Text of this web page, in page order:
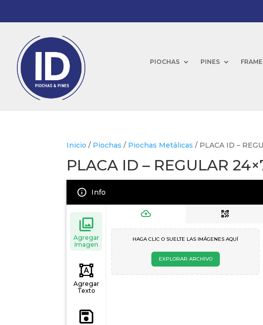
PIOCHAS PINES
Inicio / Piochas / Piochas Metálicas / PLACA ID –
PLACA ID – REGULAR
Info
Agregar
Imagen
Agregar
Texto
HAGA CLIC O SUELTE LAS IMÁGENES AQUÍ
EXPLORAR ARCHIVO